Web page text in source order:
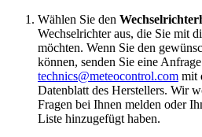
Wählen Sie den
Wechselrichter aus, die Sie mit
möchten. Wenn Sie den
können, senden Sie eine
technics@meteocontrol.com mit
Datenblatt des Herstellers. Wir
Fragen bei Ihnen melden oder
Liste hinzugefügt haben.